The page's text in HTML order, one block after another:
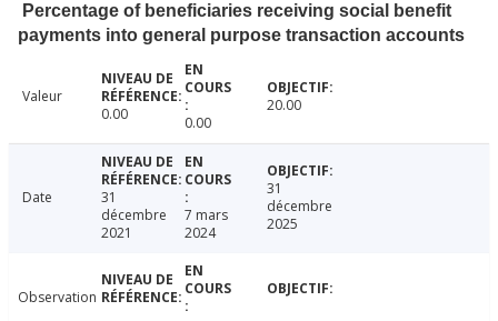
Percentage of beneficiaries receiving social benefit
payments into general purpose transaction accounts
Valeur
0.00
0.00
20.00
Date
31
décembre
2021
7 mars
2024
31
décembre
2025
Observation